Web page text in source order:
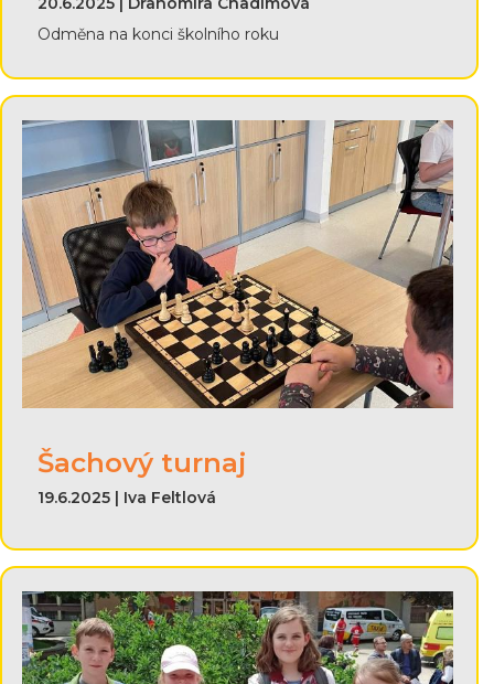
Odměna na konci školního roku
Šachový turnaj
19.6.2025 | Iva Feltlová